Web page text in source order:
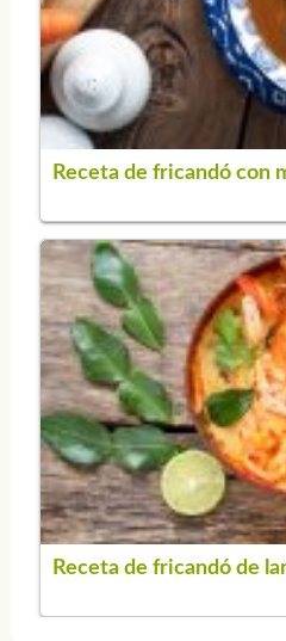
Receta de fricandó con
Receta de fricandó de